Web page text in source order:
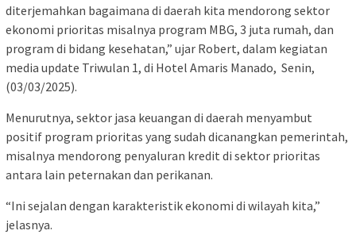
diterjemahkan bagaimana di daerah kita mendorong sektor
ekonomi prioritas misalnya program MBG, 3 juta rumah, dan
program di bidang kesehatan,” ujar Robert, dalam kegiatan
media update Triwulan 1, di Hotel Amaris Manado, Senin,
(03/03/2025).
Menurutnya, sektor jasa keuangan di daerah menyambut
positif program prioritas yang sudah dicanangkan pemerintah,
misalnya mendorong penyaluran kredit di sektor prioritas
antara lain peternakan dan perikanan.
“Ini sejalan dengan karakteristik ekonomi di wilayah kita,”
jelasnya.